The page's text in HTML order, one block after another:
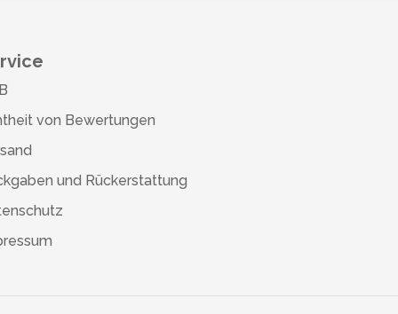
von Bewertungen
und Rückerstattung